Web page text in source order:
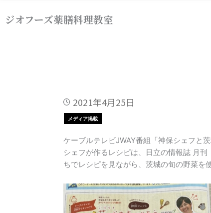
容ジオフーズ薬膳料理教室
2021年4月25日
メディア掲載
ケーブルテレビJWAY番組「神保シェフと
シェフが作るレシピは、日立の情報誌 月
ちでレシピを見ながら、茨城の旬の野菜を